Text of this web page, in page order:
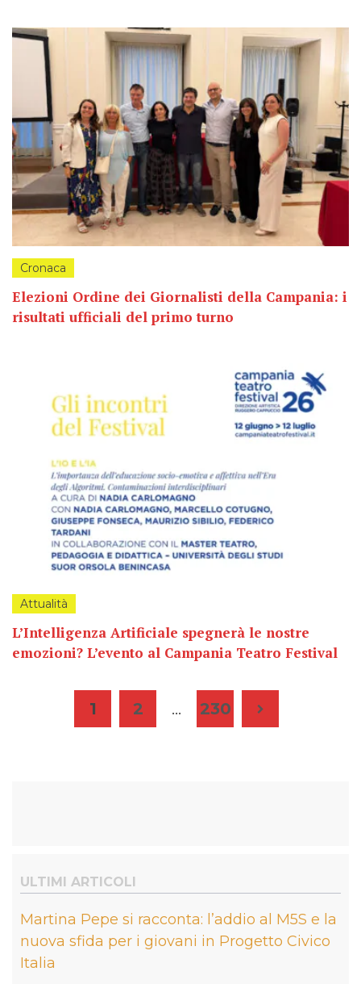
Cronaca
Elezioni Ordine dei Giornalisti della Campania: i
risultati ufficiali del primo turno
Attualità
L’Intelligenza Artificiale spegnerà le nostre
emozioni? L’evento al Campania Teatro Festival
Paginazione
1 2 … 230
ULTIMI ARTICOLI
Martina Pepe si racconta: l’addio al M5S e la
nuova sfida per i giovani in Progetto Civico
Italia